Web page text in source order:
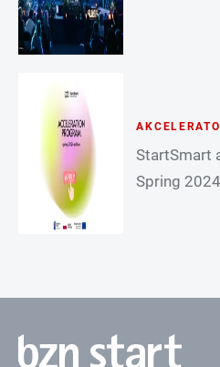
StartSmart
Spring